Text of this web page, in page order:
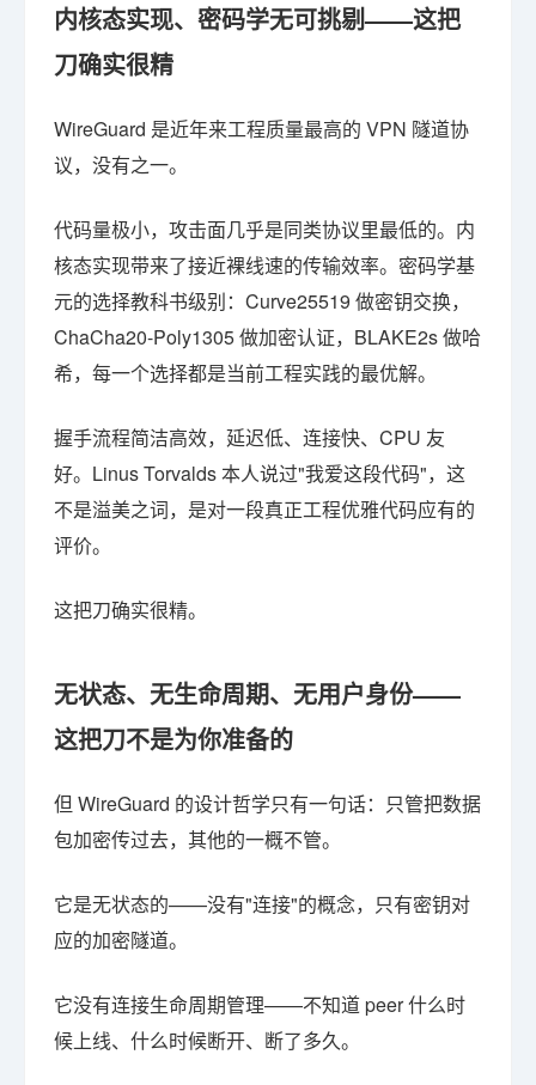
内核态实现、密码学无可挑剔——这把
刀确实很精
WireGuard 是近年来工程质量最高的 VPN 隧道协
议，没有之一。
代码量极小，攻击面几乎是同类协议里最低的。内
核态实现带来了接近裸线速的传输效率。密码学基
元的选择教科书级别：Curve25519 做密钥交换，
ChaCha20-Poly1305 做加密认证，BLAKE2s 做哈
希，每一个选择都是当前工程实践的最优解。
握手流程简洁高效，延迟低、连接快、CPU 友
好。Linus Torvalds 本人说过"我爱这段代码"，这
不是溢美之词，是对一段真正工程优雅代码应有的
评价。
这把刀确实很精。
无状态、无生命周期、无用户身份——
这把刀不是为你准备的
但 WireGuard 的设计哲学只有一句话：只管把数据
包加密传过去，其他的一概不管。
它是无状态的——没有"连接"的概念，只有密钥对
应的加密隧道。
它没有连接生命周期管理——不知道 peer 什么时
候上线、什么时候断开、断了多久。